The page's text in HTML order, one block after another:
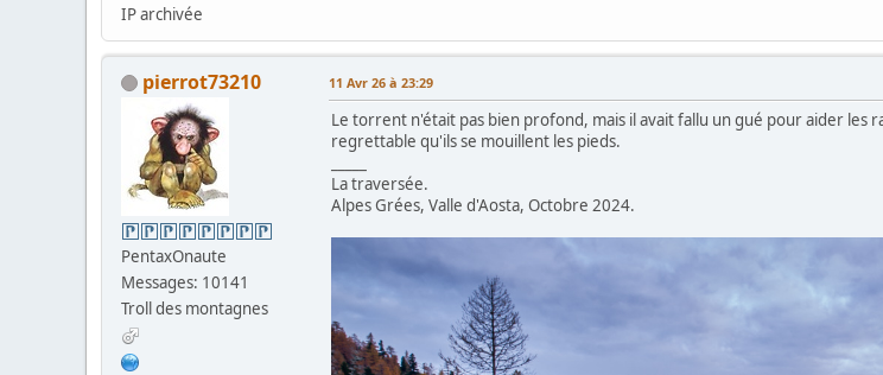
IP archivée
pierrot73210
PentaxOnaute
Messages: 10141
Troll des montagnes
11 Avr 26 à 23:29
Le torrent n'était pas bien profond, mais il avait fallu un gué pour aider les
regrettable qu'ils se mouillent les pieds.
La traversée.
Alpes Grées, Valle d'Aosta, Octobre 2024.